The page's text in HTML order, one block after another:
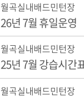
월곡실내배드민턴장
26년 7월 휴일운영
월곡실내배드민턴장
25년 7월 강습시간
월곡실내배드민턴장